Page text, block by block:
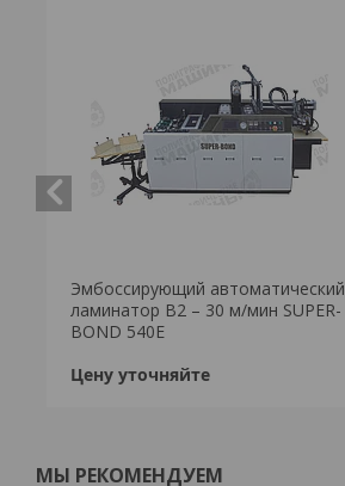
Эмбоссирующий автоматический
ламинатор B2 – 30 м/мин SUPER-
BOND 540E
Цену уточняйте
МЫ РЕКОМЕНДУЕМ